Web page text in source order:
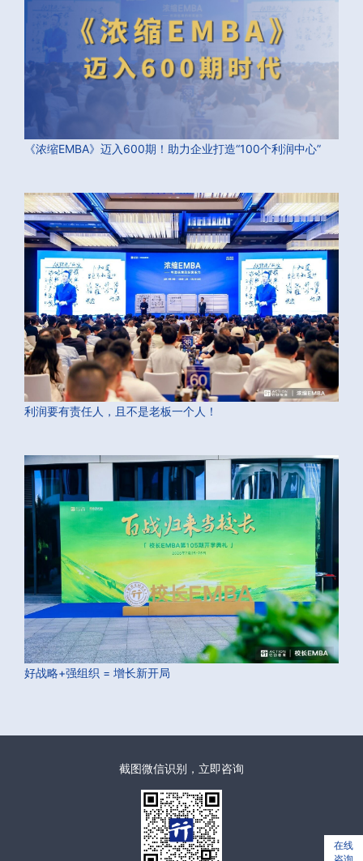
《浓缩EMBA》迈入600期！助力企业打造“100个利润中心”
利润要有责任人，且不是老板一个人！
好战略+强组织 = 增长新开局
截图微信识别，立即咨询
在线